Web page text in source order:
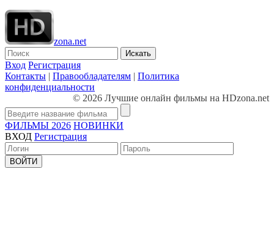
zona.net
Искать
Вход Регистрация
Контакты | Правообладателям | Политика
конфиденциальности
© 2026 Лучшие онлайн фильмы на HDzona.net
ФИЛЬМЫ 2026 НОВИНКИ
ВХОД Регистрация